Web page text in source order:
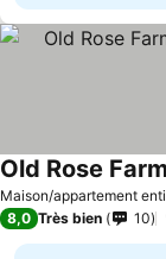
Maison/appartement
Consulter les prix
8,0 Très bien 10